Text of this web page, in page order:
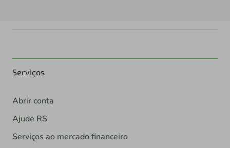
Serviços
Abrir conta
Ajude RS
Serviços ao mercado financeiro